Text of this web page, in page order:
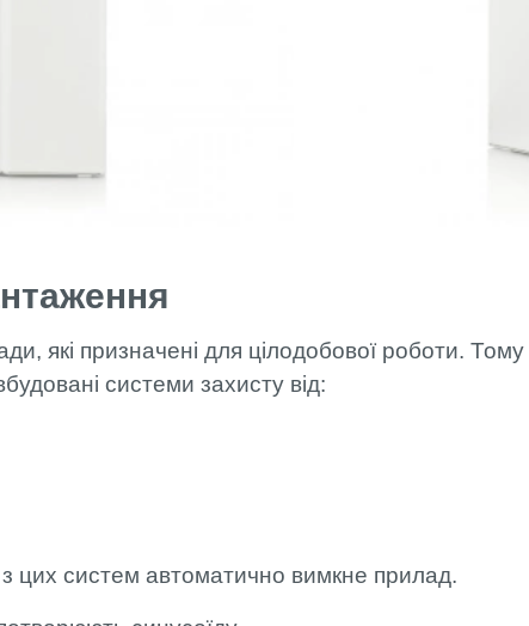
які призначені для цілодобової роботи. Тому
системи захисту від:
цих систем автоматично вимкне прилад.